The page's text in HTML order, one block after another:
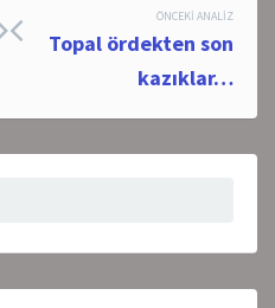
ÖNCEKI ANALIZ
Topal ördekten son
kazıklar…